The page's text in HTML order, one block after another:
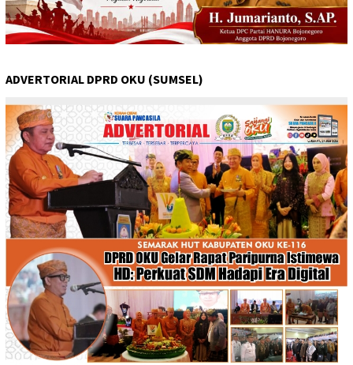
ADVERTORIAL DPRD OKU (SUMSEL)